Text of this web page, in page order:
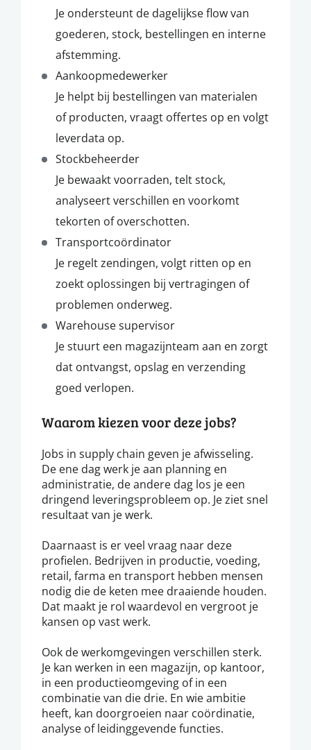
Je ondersteunt de dagelijkse flow van
goederen, stock, bestellingen en interne
afstemming.
Aankoopmedewerker
Je helpt bij bestellingen van materialen
of producten, vraagt offertes op en volgt
leverdata op.
Stockbeheerder
Je bewaakt voorraden, telt stock,
analyseert verschillen en voorkomt
tekorten of overschotten.
Transportcoördinator
Je regelt zendingen, volgt ritten op en
zoekt oplossingen bij vertragingen of
problemen onderweg.
Warehouse supervisor
Je stuurt een magazijnteam aan en zorgt
dat ontvangst, opslag en verzending
goed verlopen.
Waarom kiezen voor deze jobs?
Jobs in supply chain geven je afwisseling.
De ene dag werk je aan planning en
administratie, de andere dag los je een
dringend leveringsprobleem op. Je ziet snel
resultaat van je werk.
Daarnaast is er veel vraag naar deze
profielen. Bedrijven in productie, voeding,
retail, farma en transport hebben mensen
nodig die de keten mee draaiende houden.
Dat maakt je rol waardevol en vergroot je
kansen op vast werk.
Ook de werkomgevingen verschillen sterk.
Je kan werken in een magazijn, op kantoor,
in een productieomgeving of in een
combinatie van die drie. En wie ambitie
heeft, kan doorgroeien naar coördinatie,
analyse of leidinggevende functies.